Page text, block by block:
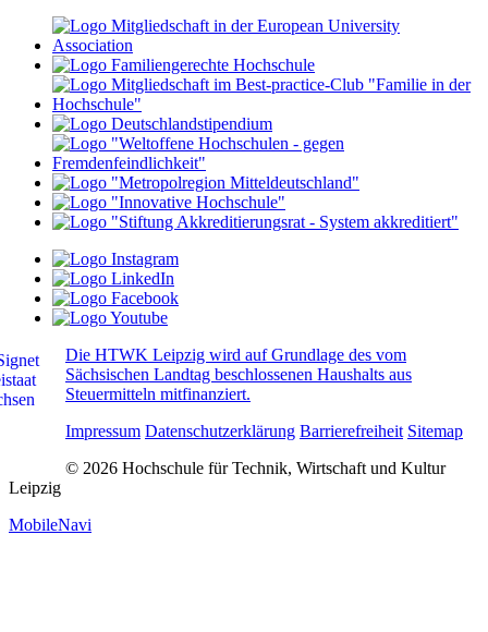
Die HTWK Leipzig wird auf Grundlage des vom
Sächsischen Landtag beschlossenen Haushalts aus
Steuermitteln mitfinanziert.
Impressum Datenschutzerklärung Barrierefreiheit Sitemap
© 2026 Hochschule für Technik, Wirtschaft und Kultur
Leipzig
MobileNavi